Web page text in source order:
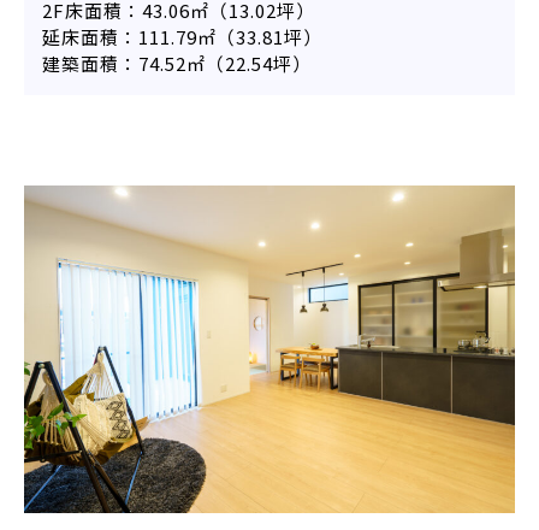
2F床面積：43.06㎡（13.02坪）
延床面積：111.79㎡（33.81坪）
建築面積：74.52㎡（22.54坪）